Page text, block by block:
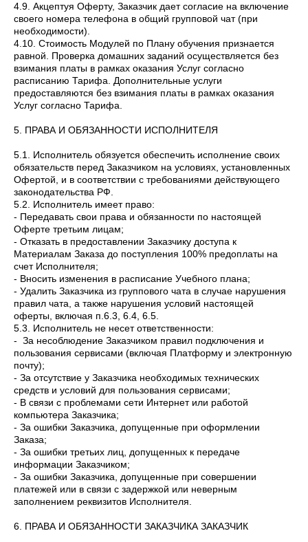
4.9. Акцептуя Оферту, Заказчик дает согласие на включение
своего номера телефона в общий групповой чат (при
необходимости).
4.10. Стоимость Модулей по Плану обучения признается
равной. Проверка домашних заданий осуществляется без
взимания платы в рамках оказания Услуг согласно
расписанию Тарифа. Дополнительные услуги
предоставляются без взимания платы в рамках оказания
Услуг согласно Тарифа.
5. ПРАВА И ОБЯЗАННОСТИ ИСПОЛНИТЕЛЯ
5.1. Исполнитель обязуется обеспечить исполнение своих
обязательств перед Заказчиком на условиях, установленных
Офертой, и в соответствии с требованиями действующего
законодательства РФ.
5.2. Исполнитель имеет право:
- Передавать свои права и обязанности по настоящей
Оферте третьим лицам;
- Отказать в предоставлении Заказчику доступа к
Материалам Заказа до поступления 100% предоплаты на
счет Исполнителя;
- Вносить изменения в расписание Учебного плана;
- Удалить Заказчика из группового чата в случае нарушения
правил чата, а также нарушения условий настоящей
оферты, включая п.6.3, 6.4, 6.5.
5.3. Исполнитель не несет ответственности:
- За несоблюдение Заказчиком правил подключения и
пользования сервисами (включая Платформу и электронную
почту);
- За отсутствие у Заказчика необходимых технических
средств и условий для пользования сервисами;
- В связи с проблемами сети Интернет или работой
компьютера Заказчика;
- За ошибки Заказчика, допущенные при оформлении
Заказа;
- За ошибки третьих лиц, допущенных к передаче
информации Заказчиком;
- За ошибки Заказчика, допущенные при совершении
платежей или в связи с задержкой или неверным
заполнением реквизитов Исполнителя.
6. ПРАВА И ОБЯЗАННОСТИ ЗАКАЗЧИКА ЗАКАЗЧИК